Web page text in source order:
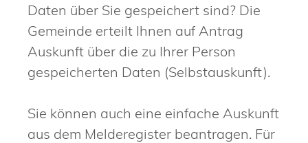
Daten über Sie gespeichert sind? Die
Gemeinde erteilt Ihnen auf Antrag
Auskunft über die zu Ihrer Person
gespeicherten Daten (Selbstauskunft).
Sie können auch eine einfache Auskunft
aus dem Melderegister beantragen. Für